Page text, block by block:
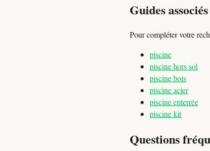
Guides associés
Pour compléter votre
piscine
piscine hors sol
piscine bois
piscine acier
piscine enterrée
piscine kit
Questions